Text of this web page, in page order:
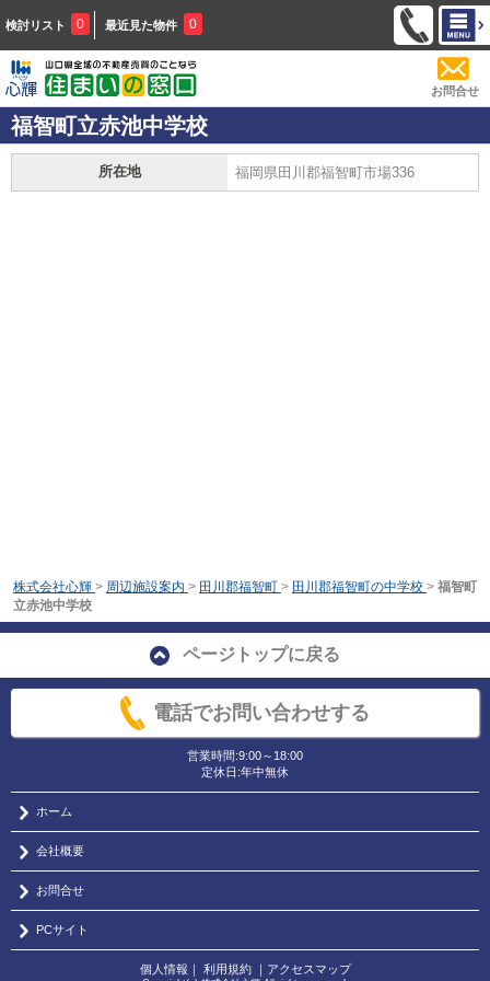
検討リスト 0 最近見た物件 0
お問合せ
福智町立赤池中学校
所在地 福岡県田川郡福智町市場336
株式会社心輝 > 周辺施設案内 > 田川郡福智町 > 田川郡福智町の中学校 > 福智町
立赤池中学校
ページトップに戻る
電話でお問い合わせする
営業時間:9:00～18:00
定休日:年中無休
ホーム
会社概要
お問合せ
PCサイト
個人情報 ｜ 利用規約｜ アクセスマップ